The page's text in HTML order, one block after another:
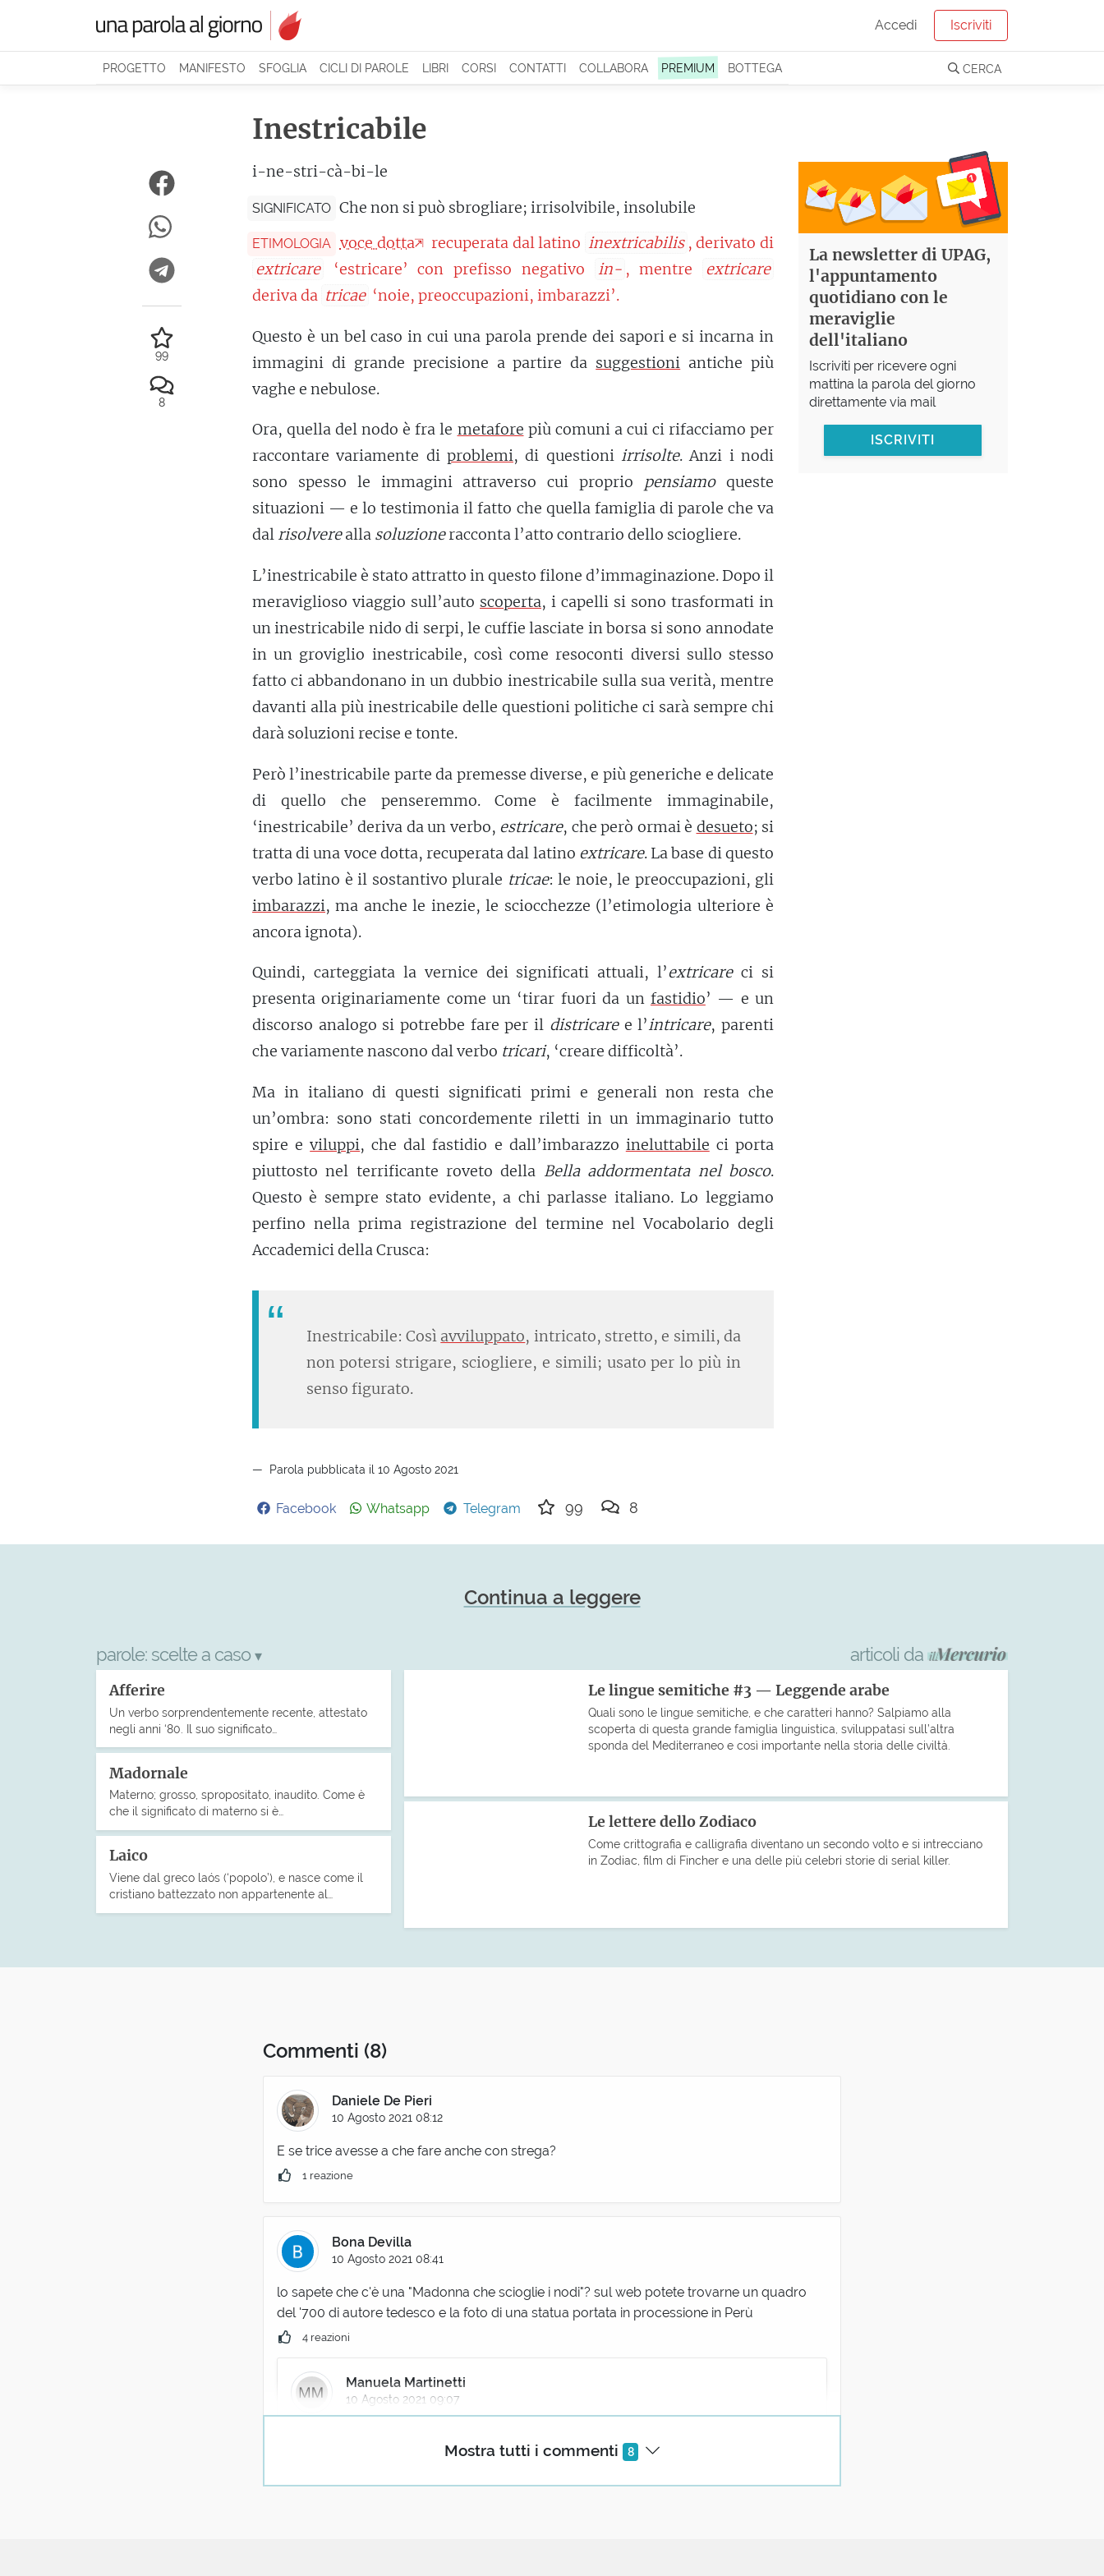
Accedi Iscriviti
PROGETTO MANIFESTO SFOGLIA CICLI DI PAROLE LIBRI CORSI CONTATTI COLLABORA PREMIUM BOTTEGA CERCA
Inestricabile
i-ne-stri-cà-bi-le
SIGNIFICATO Che non si può sbrogliare; irrisolvibile, insolubile
ETIMOLOGIA voce dotta recuperata dal latino inextricabilis , derivato di
extricare
‘estricare’ con prefisso negativo in- , mentre
extricare
deriva da tricae ‘noie, preoccupazioni, imbarazzi’.
Questo è un bel caso in cui una parola prende dei sapori e si incarna in
immagini di grande precisione a partire da suggestioni antiche più
vaghe e nebulose.
Ora, quella del nodo è fra le metafore più comuni a cui ci rifacciamo per
raccontare variamente di problemi, di questioni irrisolte. Anzi i nodi
sono spesso le immagini attraverso cui proprio pensiamoqueste
situazioni — e lo testimonia il fatto che quella famiglia di parole che va
dal risolverealla soluzioneracconta l’atto contrario dello sciogliere.
L’inestricabile è stato attratto in questo filone d’immaginazione. Dopo il
meraviglioso viaggio sull’auto scoperta, i capelli si sono trasformati in
un inestricabile nido di serpi, le cuffie lasciate in borsa si sono annodate
in un groviglio inestricabile, così come resoconti diversi sullo stesso
fatto ci abbandonano in un dubbio inestricabile sulla sua verità, mentre
davanti alla più inestricabile delle questioni politiche ci sarà sempre chi
darà soluzioni recise e tonte.
Però l’inestricabile parte da premesse diverse, e più generiche e delicate
di quello che penseremmo. Come è facilmente immaginabile,
‘inestricabile’ deriva da un verbo, estricare, che però ormai è desueto; si
tratta di una voce dotta, recuperata dal latino extricare. La base di questo
verbo latino è il sostantivo plurale tricae: le noie, le preoccupazioni, gli
imbarazzi, ma anche le inezie, le sciocchezze (l’etimologia ulteriore è
ancora ignota).
Quindi, carteggiata la vernice dei significati attuali, l’extricareci si
presenta originariamente come un ‘tirar fuori da un fastidio’ — e un
discorso analogo si potrebbe fare per il districaree l’intricare, parenti
che variamente nascono dal verbo tricari, ‘creare difficoltà’.
Ma in italiano di questi significati primi e generali non resta che
un’ombra: sono stati concordemente riletti in un immaginario tutto
spire eviluppi, che dal fastidio e dall’imbarazzo ineluttabile ci porta
piuttosto nel terrificante roveto della Bella addormentata nel bosco.
Questo è sempre stato evidente, a chi parlasse italiano. Lo leggiamo
perfino nella prima registrazione del termine nel Vocabolario degli
Accademici della Crusca:
Inestricabile: Così avviluppato, intricato, stretto, e simili, da
non potersi strigare, sciogliere, e simili; usato per lo più in
senso figurato.
Parola pubblicata il 10 Agosto 2021
Facebook Whatsapp Telegram 99 8
99
8
La newsletter di UPAG,
l'appuntamento
quotidiano con le
meraviglie
dell'italiano
Iscriviti per ricevere ogni
mattina la parola del giorno
direttamente via mail
ISCRIVITI
Continua a leggere
parole: scelte a caso ▾
Afferire
Un verbo sorprendentemente recente, attestato
negli anni ‘80. Il suo significato…
Madornale
Materno; grosso, spropositato, inaudito. Come è
che il significato di materno si è…
Laico
Viene dal greco laós (‘popolo’), e nasce come il
cristiano battezzato non appartenente al…
articoli da
Le lingue semitiche #3 — Leggende arabe
Quali sono le lingue semitiche, e che caratteri hanno? Salpiamo alla
scoperta di questa grande famiglia linguistica, sviluppatasi sull’altra
sponda del Mediterraneo e così importante nella storia delle civiltà.
Le lettere dello Zodiaco
Come crittografia e calligrafia diventano un secondo volto e si intrecciano
in Zodiac, film di Fincher e una delle più celebri storie di serial killer.
Commenti (8)
Mostra tutti i commenti 8
Daniele De Pieri
10 Agosto 2021 08:12
E se trice avesse a che fare anche con strega?
1 reazione
Bona Devilla
10 Agosto 2021 08:41
lo sapete che c'è una "Madonna che scioglie i nodi"? sul web potete trovarne un quadro
del '700 di autore tedesco e la foto di una statua portata in processione in Perù
4 reazioni
Manuela Martinetti
10 Agosto 2021 09:07